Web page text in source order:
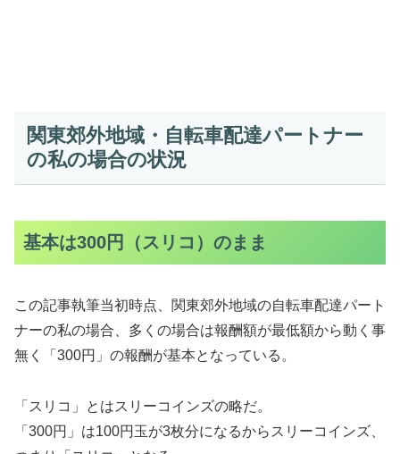
関東郊外地域・自転車配達パートナー
の私の場合の状況
基本は300円（スリコ）のまま
この記事執筆当初時点、関東郊外地域の自転車配達パート
ナーの私の場合、多くの場合は報酬額が最低額から動く事
無く「300円」の報酬が基本となっている。
「スリコ」とはスリーコインズの略だ。
「300円」は100円玉が3枚分になるからスリーコインズ、